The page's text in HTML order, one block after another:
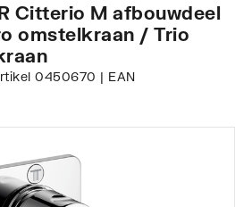
Citterio M afbouwdeel
omstelkraan / Trio
0450670 | EAN